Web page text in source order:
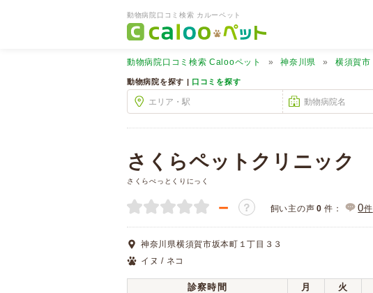
動物病院口コミ検索 カルーペット
動物病院口コミ検索 Calooペット 神奈川県 横須賀市
動物病院を探す | 口コミを探す
さくらペットクリニック
さくらぺっとくりにっく
－ ？ 飼い主の声 0 件： 0件
神奈川県横須賀市坂本町１丁目３３
イヌ / ネコ
診察時間 月 火